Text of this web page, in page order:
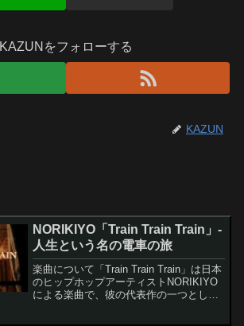
KAZUNをフォローする
KAZUN
NORIKIYO「Train Train Train」-
人生という名の電車の旅
楽曲について「Train Train Train」は日本
のヒップホップアーティストNORIKIYO
による楽曲で、彼の代表作の一つとして